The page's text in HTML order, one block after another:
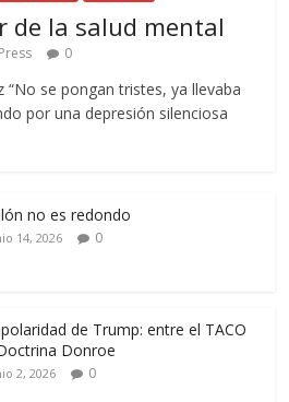
de la salud mental
0
“No se pongan tristes, ya llevaba
por una depresión silenciosa
no es redondo
14, 2026 0
de Trump: entre el TACO
Donroe
2, 2026 0